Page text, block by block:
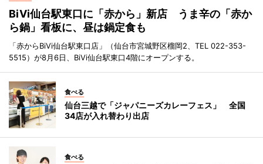
BiVi仙台駅東口に「赤から」新店 うま辛の「赤か
ら鍋」看板に、昼は鍋定食も
「赤からBiVi仙台駅東口店」（仙台市宮城野区榴岡2、TEL 022-353-
5515）が8月6日、BiVi仙台駅東口4階にオープンする。
食べる
仙台三越で「ジャパニーズカレーフェス」 全国
34店が入れ替わり出店
食べる